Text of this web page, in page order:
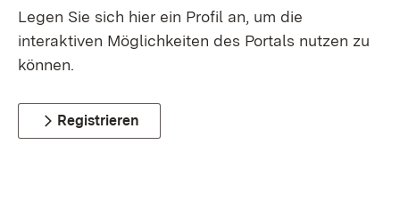
Legen Sie sich hier ein Profil an, um die
interaktiven Möglichkeiten des Portals nutzen zu
können.
Registrieren